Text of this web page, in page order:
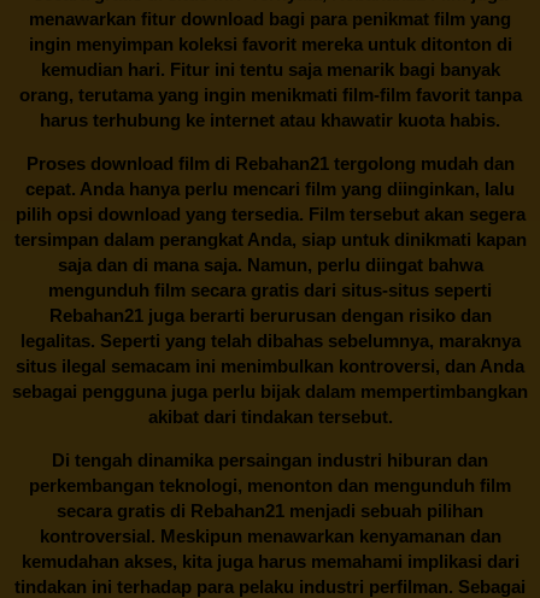
menawarkan fitur download bagi para penikmat film yang
ingin menyimpan koleksi favorit mereka untuk ditonton di
kemudian hari. Fitur ini tentu saja menarik bagi banyak
orang, terutama yang ingin menikmati film-film favorit tanpa
harus terhubung ke internet atau khawatir kuota habis.
Proses download film di Rebahan21tergolong mudah dan
cepat. Anda hanya perlu mencari film yang diinginkan, lalu
pilih opsi download yang tersedia. Film tersebut akan segera
tersimpan dalam perangkat Anda, siap untuk dinikmati kapan
saja dan di mana saja. Namun, perlu diingat bahwa
mengunduh film secara gratis dari situs-situs seperti
Rebahan21 juga berarti berurusan dengan risiko dan
legalitas. Seperti yang telah dibahas sebelumnya, maraknya
situs ilegal semacam ini menimbulkan kontroversi, dan Anda
sebagai pengguna juga perlu bijak dalam mempertimbangkan
akibat dari tindakan tersebut.
Di tengah dinamika persaingan industri hiburan dan
perkembangan teknologi, menonton dan mengunduh film
secara gratis di Rebahan21 menjadi sebuah pilihan
kontroversial. Meskipun menawarkan kenyamanan dan
kemudahan akses, kita juga harus memahami implikasi dari
tindakan ini terhadap para pelaku industri perfilman. Sebagai